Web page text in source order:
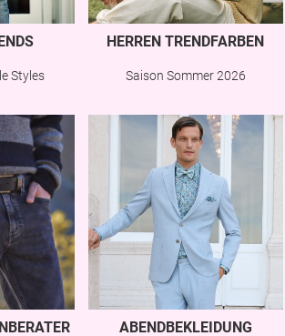
Styles
HERREN TRENDFARBEN
Saison Sommer 2026
ABENDBEKLEIDUNG